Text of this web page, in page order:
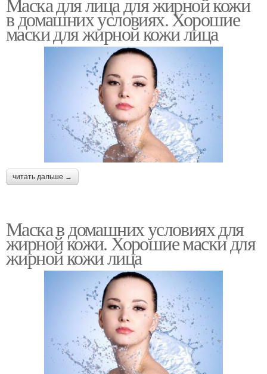
в домашних условиях. Хорошие
маски для жирной кожи лица
читать дальше →
Маска в домашних условиях для
жирной кожи. Хорошие маски для
жирной кожи лица